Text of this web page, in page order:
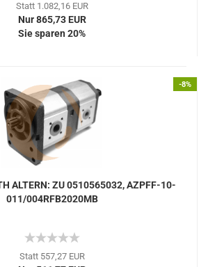
Statt 1.082,16 EUR
Nur 865,73 EUR
Sie sparen 20%
-8%
ALTERN: ZU 0510565032, AZPFF-10-
011/004RFB2020MB
Statt 557,27 EUR